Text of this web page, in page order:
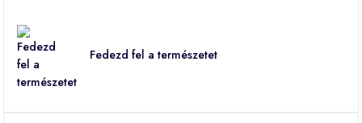
Fedezd fel a természetet